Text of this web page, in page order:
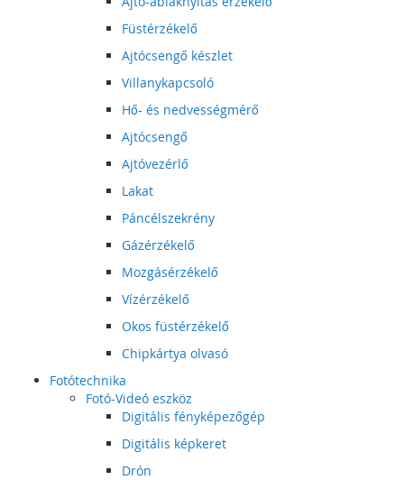
Füstérzékelő
Ajtócsengő készlet
Villanykapcsoló
Hő- és nedvességmérő
Ajtócsengő
Ajtóvezérlő
Lakat
Páncélszekrény
Gázérzékelő
Mozgásérzékelő
Vízérzékelő
Okos füstérzékelő
Chipkártya olvasó
Fotótechnika
Fotó-Videó eszköz
Digitális fényképezőgép
Digitális képkeret
Drón